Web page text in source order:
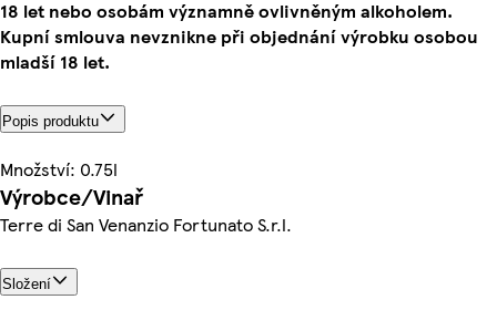
18 let nebo osobám významně ovlivněným alkoholem.
Kupní smlouva nevznikne při objednání výrobku osobou
mladší 18 let.
Popis produktu
Množství: 0.75l
Výrobce/Vinař
Terre di San Venanzio Fortunato S.r.l.
Složení